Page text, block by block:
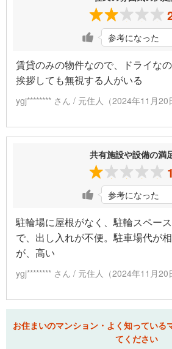
参考になった
賃貸のみの物件なので、ドライなの
挨拶しても無視する人がいる
ygj******** さん / 元住人（2024年11月20
共有施設や設備の満
参考になった
駐輪場に屋根がなく、駐輪スペー
で、出し入れが不便。駐車場代が
が、高い
ygj******** さん / 元住人（2024年11月20
お住まいのマンション・よく知っている
てください